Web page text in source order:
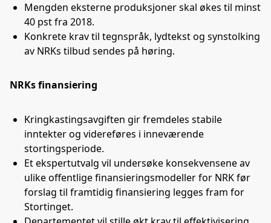
Mengden eksterne produksjoner skal økes til minst
40 pst fra 2018.
Konkrete krav til tegnspråk, lydtekst og synstolking
av NRKs tilbud sendes på høring.
NRKs finansiering
Kringkastingsavgiften gir fremdeles stabile
inntekter og videreføres i inneværende
stortingsperiode.
Et ekspertutvalg vil undersøke konsekvensene av
ulike offentlige finansieringsmodeller for NRK før
forslag til framtidig finansiering legges fram for
Stortinget.